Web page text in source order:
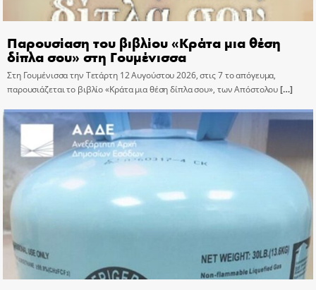
Παρουσίαση του βιβλίου «Κράτα μια θέση
δίπλα σου» στη Γουμένισσα
Στη Γουμένισσα την Τετάρτη 12 Αυγούστου 2026, στις 7 το απόγευμα,
παρουσιάζεται το βιβλίο «Κράτα μια θέση δίπλα σου», των Απόστολου[…]